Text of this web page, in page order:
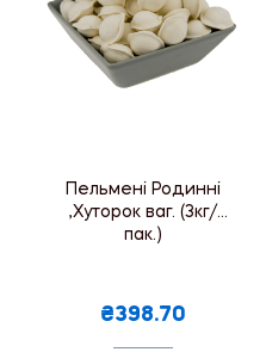
Пельмені Родинні
,Хуторок ваг. (3кг/
пак.)
₴398.70